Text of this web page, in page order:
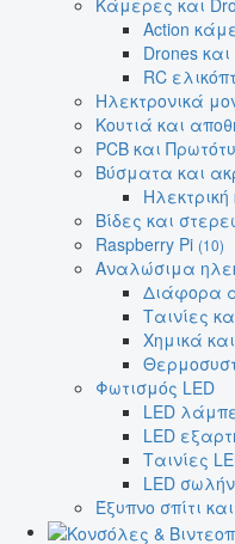
Action
Drones
RC
Ηλεκτρονικά
Κουτιά και
PCB και
Βύσματα και
Βίδες και
Raspberry Pi (10)
Αναλώσιμα
Διάφορα
Ταινίες
Χημικά
Φωτισμός LED
LED
LED
Ταινίες
LED
Έξυπνο σπίτι